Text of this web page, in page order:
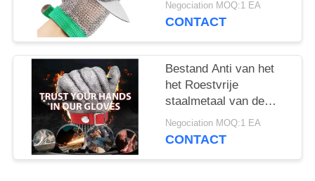
staal voor de
Negociation MOQ:1 EA
CONTACT
Bestand Anti van het
het Roestvrije
staalmetaal van de
Besnoeiingsveiligheid
Netwerk 5
Negociation MOQ:1 EA
CONTACT